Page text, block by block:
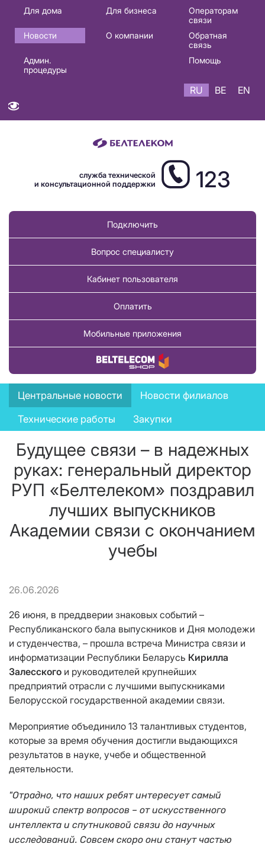
Основная
навигация
RU
Для дома Для бизнеса
Операторам
связи
Новости
О компании
Обратная
связь
Админ.
процедуры
Помощь
RU BE EN
служба технической
и консультационной поддержки
123
Подключить
Вопрос специалисту
Кабинет пользователя
Оплатить
Мобильные приложения
Купить товар
News
menu
Центральные новости
Новости филиалов
Технические работы
Закупки
Будущее связи – в надежных
руках: генеральный директор
РУП «Белтелеком» поздравил
лучших выпускников
Академии связи с окончанием
учебы
26.06.2026
26 июня, в преддверии знаковых событий –
Республиканского бала выпускников и Дня молодежи
и студенчества, – прошла встреча Министра связи и
информатизации Республики Беларусь Кирилла
Залесского и руководителей крупнейших
предприятий отрасли с лучшими выпускниками
Белорусской государственной академии связи.
Мероприятие объединило 13 талантливых студентов,
которые за время обучения достигли выдающихся
результатов в науке, учебе и общественной
деятельности.
"Отрадно, что наших ребят интересует самый
широкий спектр вопросов – от искусственного
интеллекта и спутниковой связи до научных
исследований. Совсем скоро они станут частью